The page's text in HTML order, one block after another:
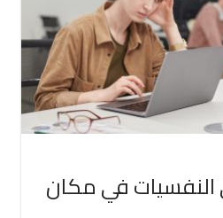
في مكان